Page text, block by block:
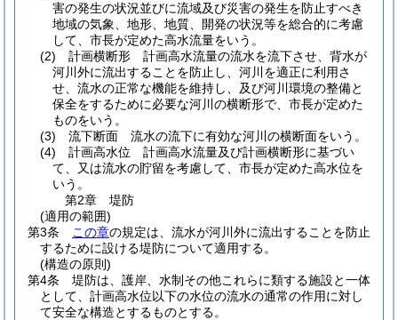
害の発生の状況並びに流域及び災害の発生を防止すべき
地域の気象、地形、地質、開発の状況等を総合的に考慮
して、市長が定めた高水流量をいう。
(2)
計画横断形 計画高水流量の流水を流下させ、背水が
河川外に流出することを防止し、河川を適正に利用さ
せ、流水の正常な機能を維持し、及び河川環境の整備と
保全をするために必要な河川の横断形で、市長が定めた
ものをいう。
(3)
流下断面 流水の流下に有効な河川の横断面をいう。
(4)
計画高水位 計画高水流量及び計画横断形に基づい
て、又は流水の貯留を考慮して、市長が定めた高水位を
いう。
第2章
堤防
(適用の範囲)
第3条
この章の規定は、流水が河川外に流出することを防止
するために設ける堤防について適用する。
(構造の原則)
第4条
堤防は、護岸、水制その他これらに類する施設と一体
として、計画高水位以下の水位の流水の通常の作用に対し
て安全な構造とするものとする。